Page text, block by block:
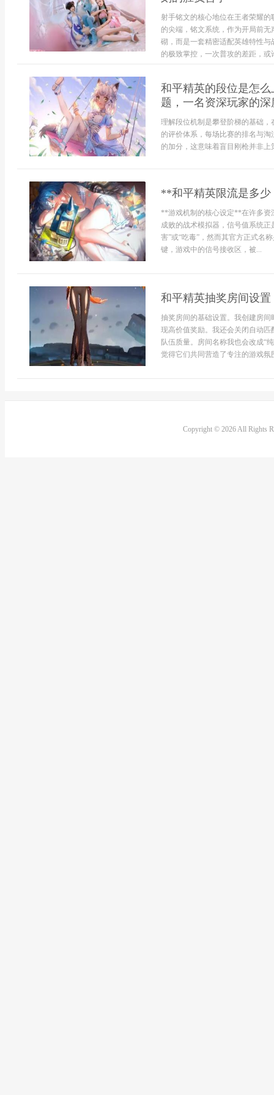
射手铭文的核心地位在王者荣耀
的尖端，铭文系统，作为开局前
砌，而是一套精密适配英雄特性
的极致掌控，一次普攻的差距，
和平精英的段位是怎
题，一名资深玩家的
理解段位机制是攀登阶梯的基础
的评价体系，每场比赛的排名与
的加分，这意味着盲目刚枪并非
**和平精英限流是多
**游戏机制的核心设定**在许多资
成败的战术模拟器，信号值系统
害”或“吃毒”，然而其官方正式名
键，游戏中的信号接收区，被...
和平精英抽奖房间设
抽奖房间的基础设置。我创建房
现高价值奖励。我还会关闭自动
队伍质量。房间名称我也会改成“
觉得它们共同营造了专注的游戏氛
Copyright © 2026 All Rights